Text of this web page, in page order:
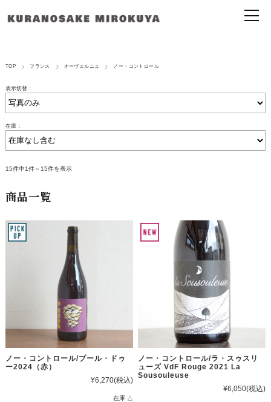
TOP フランス オーヴェルニュ ノー・コントロール
表示切替：
在庫：
15件中1件～15件を表示
商品一覧
ノー・コントロール/プール・ドゥ
ー2024（赤）
¥6,270(税込)
在庫 △
ノー・コントロール/ラ・スゥスリ
ューズ VdF Rouge 2021 La
Sousouleuse
¥6,050(税込)